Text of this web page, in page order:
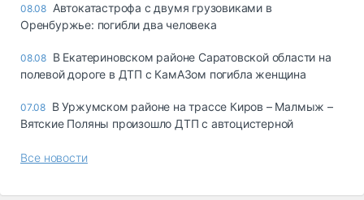
08.08 Автокатастрофа с двумя грузовиками в
Оренбуржье: погибли два человека
08.08 В Екатериновском районе Саратовской области на
полевой дороге в ДТП с КамАЗом погибла женщина
07.08 В Уржумском районе на трассе Киров – Малмыж –
Вятские Поляны произошло ДТП с автоцистерной
Все новости